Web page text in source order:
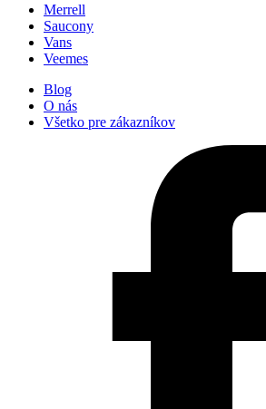
Merrell
Saucony
Vans
Veemes
Blog
O nás
Všetko pre zákazníkov